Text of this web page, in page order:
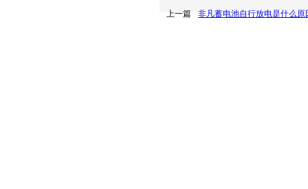
上一篇 非凡蓄电池自行放电是什么原